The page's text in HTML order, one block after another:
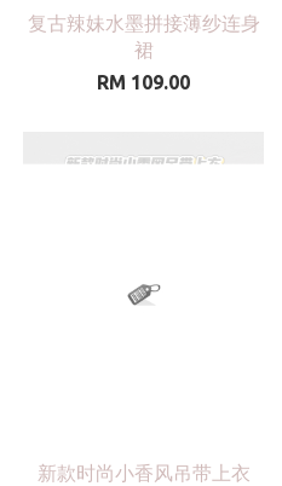
复古辣妹水墨拼接薄纱连身
裙
RM 109.00
新款时尚小香风吊带上衣